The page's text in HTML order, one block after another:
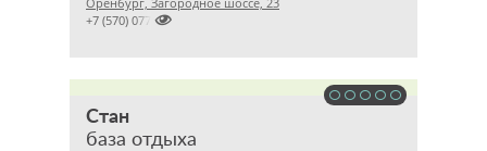

+7 (570) 077
Стан
база отдыха